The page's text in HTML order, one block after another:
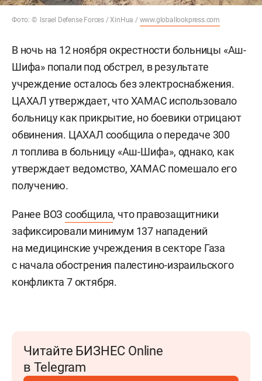
Фото: © Israel Defense Forces / XinHua / www.globallookpress.com
В ночь на 12 ноября окрестности больницы «Аш-
Шифа» попали под обстрел, в результате
учреждение осталось без электроснабжения.
ЦАХАЛ утверждает, что ХАМАС использовало
больницу как прикрытие, но боевики отрицают
обвинения. ЦАХАЛ сообщила о передаче 300
л топлива в больницу «Аш-Шифа», однако, как
утверждает ведомство, ХАМАС помешало его
получению.
Ранее ВОЗсообщила, что правозащитники
зафиксировали минимум 137 нападений
на медицинские учреждения в секторе Газа
с начала обострения палестино-израильского
конфликта 7 октября.
Читайте БИЗНЕС Online
в Telegram